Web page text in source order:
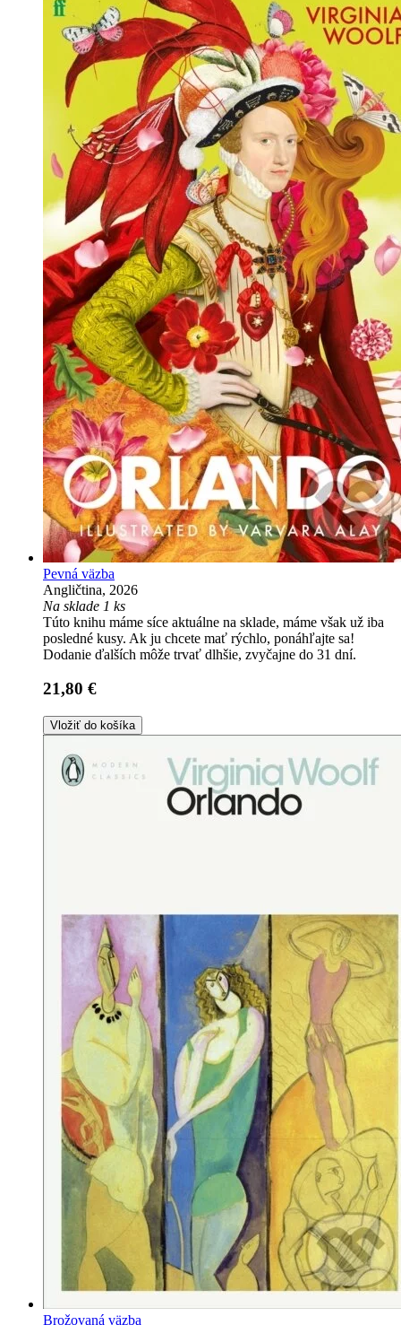
Pevná väzba
Angličtina, 2026
Na sklade 1 ks
Túto knihu máme síce aktuálne na sklade, máme však už iba
posledné kusy. Ak ju chcete mať rýchlo, ponáhľajte sa!
Dodanie ďalších môže trvať dlhšie, zvyčajne do 31 dní.
21,80 €
Vložiť do košíka
Brožovaná väzba